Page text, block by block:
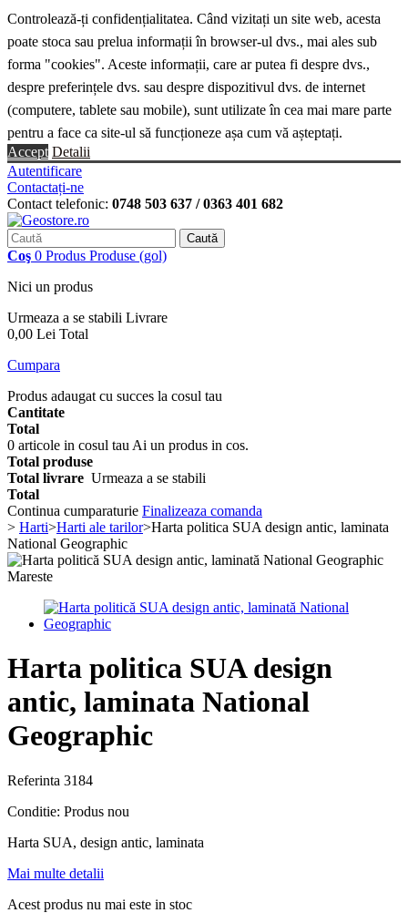
Controlează-ți confidențialitatea. Când vizitați un site web, acesta
poate stoca sau prelua informații în browser-ul dvs., mai ales sub
forma "cookies". Aceste informații, care ar putea fi despre dvs.,
despre preferințele dvs. sau despre dispozitivul dvs. de internet
(computere, tablete sau mobile), sunt utilizate în cea mai mare parte
pentru a face ca site-ul să funcționeze așa cum vă așteptați.
Accept Detalii
Autentificare
Contactați-ne
Contact telefonic: 0748 503 637 / 0363 401 682
Caută
Coş 0 Produs Produse (gol)
Nici un produs
Urmeaza a se stabili Livrare
0,00 Lei Total
Cumpara
Produs adaugat cu succes la cosul tau
Cantitate
Total
0 articole in cosul tau Ai un produs in cos.
Total produse
Total livrare Urmeaza a se stabili
Total
Continua cumparaturie Finalizeaza comanda
> Harti>Harti ale tarilor>Harta politica SUA design antic, laminata
National Geographic
Mareste
Harta politica SUA design
antic, laminata National
Geographic
Referinta 3184
Conditie: Produs nou
Harta SUA, design antic, laminata
Mai multe detalii
Acest produs nu mai este in stoc